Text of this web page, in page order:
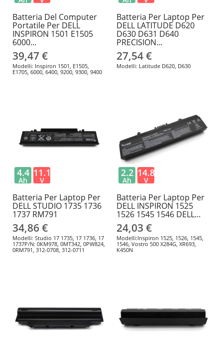
Batteria Del Computer
Portatile Per DELL
INSPIRON 1501 E1505
6000...
39,47 €
Modelli: Inspiron 1501, E1505,
E1705, 6000, 6400, 9200, 9300, 9400
Batteria Per Laptop Per
DELL LATITUDE D620
D630 D631 D640
PRECISION...
27,54 €
Modelli: Latitude D620, D630
Batteria Per Laptop Per
DELL STUDIO 1735 1736
1737 RM791
34,86 €
Modelli: Studio 17 1735, 17 1736, 17
1737P/N: 0KM978, 0MT342, 0PW824,
0RM791, 312-0708, 312-0711
4.4
Ah
11.1
V
Batteria Per Laptop Per
DELL INSPIRON 1525
1526 1545 1546 DELL...
24,03 €
Modelli:Inspiron 1525, 1526, 1545,
1546, Vostro 500 X284G, XR693,
K450N
2.2
Ah
14.8
V